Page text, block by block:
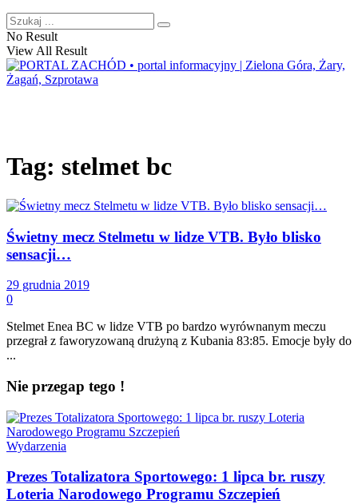
No Result
View All Result
Tag: stelmet bc
Świetny mecz Stelmetu w lidze VTB. Było blisko
sensacji…
29 grudnia 2019
0
Stelmet Enea BC w lidze VTB po bardzo wyrównanym meczu
przegrał z faworyzowaną drużyną z Kubania 83:85. Emocje były do
...
Nie przegap tego !
Wydarzenia
Prezes Totalizatora Sportowego: 1 lipca br. ruszy
Loteria Narodowego Programu Szczepień